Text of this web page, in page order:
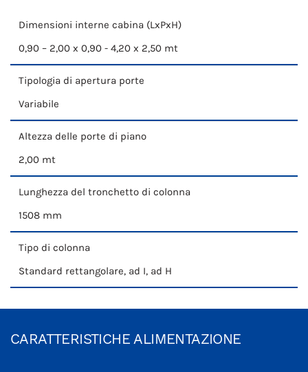
Dimensioni interne cabina (LxPxH)
0,90 – 2,00 x 0,90 - 4,20 x 2,50 mt
Tipologia di apertura porte
Variabile
Altezza delle porte di piano
2,00 mt
Lunghezza del tronchetto di colonna
1508 mm
Tipo di colonna
Standard rettangolare, ad I, ad H
CARATTERISTICHE ALIMENTAZIONE